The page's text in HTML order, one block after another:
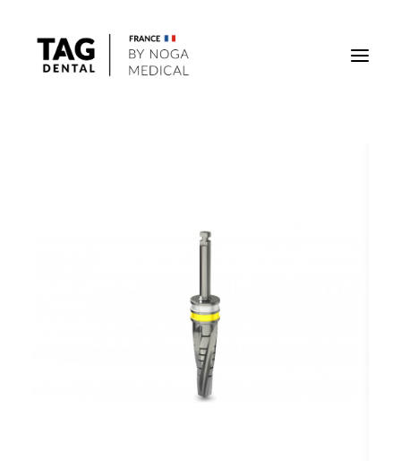
Outils
Solutions régénératives
DigiTag
Recherche